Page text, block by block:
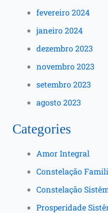
fevereiro 2024
janeiro 2024
dezembro 2023
novembro 2023
setembro 2023
agosto 2023
Categories
Amor Integral
Constelação
Constelação
Prosperidade